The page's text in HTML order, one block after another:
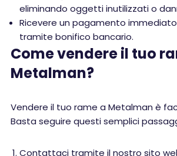
eliminando oggetti inutilizzati o
Ricevere un pagamento
tramite bonifico bancario.
Come vendere il tuo
Metalman?
Vendere il tuo rame a Metalman è
Basta seguire questi semplici
Contattaci tramite il nostro sito